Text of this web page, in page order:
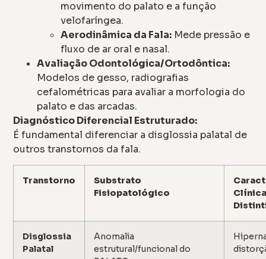
movimento do palato e a função
velofaríngea.
Aerodinâmica da Fala: Mede pressão e
fluxo de ar oral e nasal.
Avaliação Odontológica/Ortodôntica:
Modelos de gesso, radiografias
cefalométricas para avaliar a morfologia do
palato e das arcadas.
Diagnóstico Diferencial Estruturado:
É fundamental diferenciar a disglossia palatal de
outros transtornos da fala.
Transtorno
Substrato
Fisiopatológico
Disglossia
Palatal
Anomalia
estrutural/funcional do